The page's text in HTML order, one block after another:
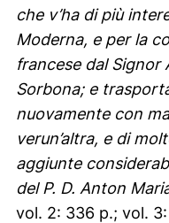
che v’ha di più
Moderna, e per la
francese dal Signor
Sorbona; e
nuovamente con
verun’altra, e di
aggiunte
del P. D. Anton
vol. 2: 336 p.; vol.